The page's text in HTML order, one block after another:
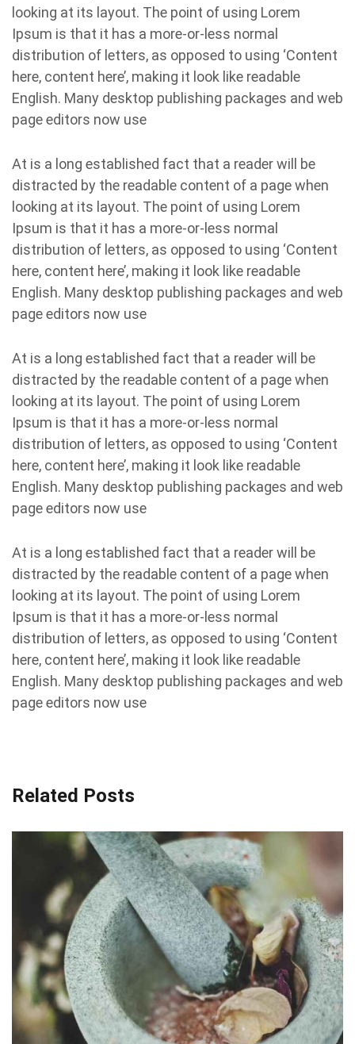
looking at its layout. The point of using Lorem
Ipsum is that it has a more-or-less normal
distribution of letters, as opposed to using ‘Content
here, content here’, making it look like readable
English. Many desktop publishing packages and web
page editors now use
At is a long established fact that a reader will be
distracted by the readable content of a page when
looking at its layout. The point of using Lorem
Ipsum is that it has a more-or-less normal
distribution of letters, as opposed to using ‘Content
here, content here’, making it look like readable
English. Many desktop publishing packages and web
page editors now use
At is a long established fact that a reader will be
distracted by the readable content of a page when
looking at its layout. The point of using Lorem
Ipsum is that it has a more-or-less normal
distribution of letters, as opposed to using ‘Content
here, content here’, making it look like readable
English. Many desktop publishing packages and web
page editors now use
At is a long established fact that a reader will be
distracted by the readable content of a page when
looking at its layout. The point of using Lorem
Ipsum is that it has a more-or-less normal
distribution of letters, as opposed to using ‘Content
here, content here’, making it look like readable
English. Many desktop publishing packages and web
page editors now use
Related Posts